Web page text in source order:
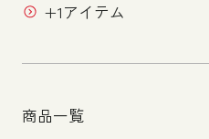
+1アイテム
商品一覧